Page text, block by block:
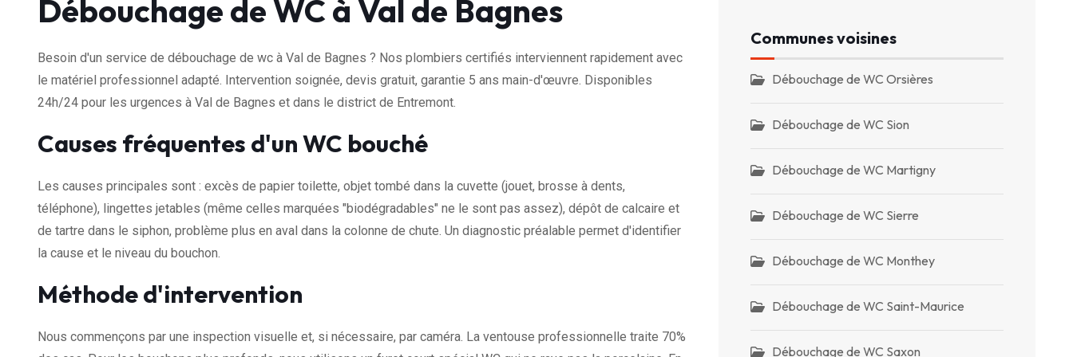
Débouchage de WC à Val de Bagnes
Besoin d'un service de débouchage de wc à Val de Bagnes ? Nos plombiers certifiés interviennent rapidement avec
le matériel professionnel adapté. Intervention soignée, devis gratuit, garantie 5 ans main-d'œuvre. Disponibles
24h/24 pour les urgences à Val de Bagnes et dans le district de Entremont.
Causes fréquentes d'un WC bouché
Les causes principales sont : excès de papier toilette, objet tombé dans la cuvette (jouet, brosse à dents,
téléphone), lingettes jetables (même celles marquées "biodégradables" ne le sont pas assez), dépôt de calcaire et
de tartre dans le siphon, problème plus en aval dans la colonne de chute. Un diagnostic préalable permet d'identifier
la cause et le niveau du bouchon.
Méthode d'intervention
Nous commençons par une inspection visuelle et, si nécessaire, par caméra. La ventouse professionnelle traite 70%
Communes voisines
Débouchage de WC Orsières
Débouchage de WC Sion
Débouchage de WC Martigny
Débouchage de WC Sierre
Débouchage de WC Monthey
Débouchage de WC Saint-Maurice
Débouchage de WC Saxon